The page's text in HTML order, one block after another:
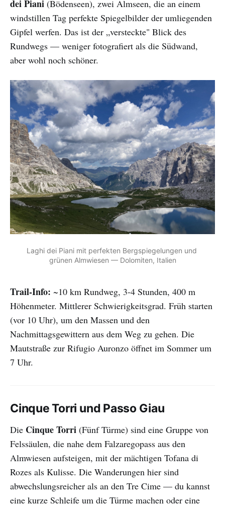
dei Piani (Bödenseen), zwei Almseen, die an einem
windstillen Tag perfekte Spiegelbilder der umliegenden
Gipfel werfen. Das ist der „versteckte" Blick des
Rundwegs — weniger fotografiert als die Südwand,
aber wohl noch schöner.
Laghi dei Piani mit perfekten Bergspiegelungen und
grünen Almwiesen — Dolomiten, Italien
Trail-Info: ~10 km Rundweg, 3-4 Stunden, 400 m
Höhenmeter. Mittlerer Schwierigkeitsgrad. Früh starten
(vor 10 Uhr), um den Massen und den
Nachmittagsgewittern aus dem Weg zu gehen. Die
Mautstraße zur Rifugio Auronzo öffnet im Sommer um
7 Uhr.
Cinque Torri und Passo Giau
Die Cinque Torri (Fünf Türme) sind eine Gruppe von
Felssäulen, die nahe dem Falzaregopass aus den
Almwiesen aufsteigen, mit der mächtigen Tofana di
Rozes als Kulisse. Die Wanderungen hier sind
abwechslungsreicher als an den Tre Cime — du kannst
eine kurze Schleife um die Türme machen oder eine